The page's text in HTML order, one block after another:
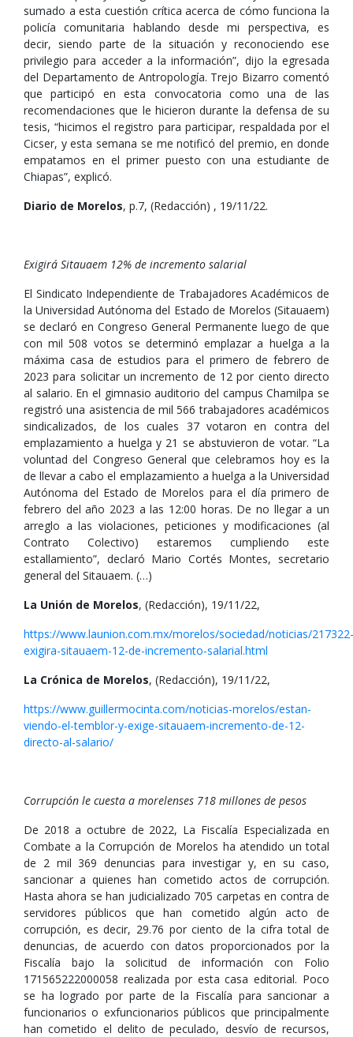
sumado a esta cuestión crítica acerca de cómo funciona la
policía comunitaria hablando desde mi perspectiva, es
decir, siendo parte de la situación y reconociendo ese
privilegio para acceder a la información”, dijo la egresada
del Departamento de Antropología. Trejo Bizarro comentó
que participó en esta convocatoria como una de las
recomendaciones que le hicieron durante la defensa de su
tesis, “hicimos el registro para participar, respaldada por el
Cicser, y esta semana se me notificó del premio, en donde
empatamos en el primer puesto con una estudiante de
Chiapas”, explicó.
Diario de Morelos, p.7, (Redacción) , 19/11/22.
Exigirá Sitauaem 12% de incremento salarial
El Sindicato Independiente de Trabajadores Académicos de
la Universidad Autónoma del Estado de Morelos (Sitauaem)
se declaró en Congreso General Permanente luego de que
con mil 508 votos se determinó emplazar a huelga a la
máxima casa de estudios para el primero de febrero de
2023 para solicitar un incremento de 12 por ciento directo
al salario. En el gimnasio auditorio del campus Chamilpa se
registró una asistencia de mil 566 trabajadores académicos
sindicalizados, de los cuales 37 votaron en contra del
emplazamiento a huelga y 21 se abstuvieron de votar. “La
voluntad del Congreso General que celebramos hoy es la
de llevar a cabo el emplazamiento a huelga a la Universidad
Autónoma del Estado de Morelos para el día primero de
febrero del año 2023 a las 12:00 horas. De no llegar a un
arreglo a las violaciones, peticiones y modificaciones (al
Contrato Colectivo) estaremos cumpliendo este
estallamiento”, declaró Mario Cortés Montes, secretario
general del Sitauaem. (…)
La Unión de Morelos, (Redacción), 19/11/22,
https://www.launion.com.mx/morelos/sociedad/noticias/217322-
exigira-sitauaem-12-de-incremento-salarial.html
La Crónica de Morelos, (Redacción), 19/11/22,
https://www.guillermocinta.com/noticias-morelos/estan-
viendo-el-temblor-y-exige-sitauaem-incremento-de-12-
directo-al-salario/
Corrupción le cuesta a morelenses 718 millones de pesos
De 2018 a octubre de 2022, La Fiscalía Especializada en
Combate a la Corrupción de Morelos ha atendido un total
de 2 mil 369 denuncias para investigar y, en su caso,
sancionar a quienes han cometido actos de corrupción.
Hasta ahora se han judicializado 705 carpetas en contra de
servidores públicos que han cometido algún acto de
corrupción, es decir, 29.76 por ciento de la cifra total de
denuncias, de acuerdo con datos proporcionados por la
Fiscalía bajo la solicitud de información con Folio
171565222000058 realizada por esta casa editorial. Poco
se ha logrado por parte de la Fiscalía para sancionar a
funcionarios o exfuncionarios públicos que principalmente
han cometido el delito de peculado, desvío de recursos,